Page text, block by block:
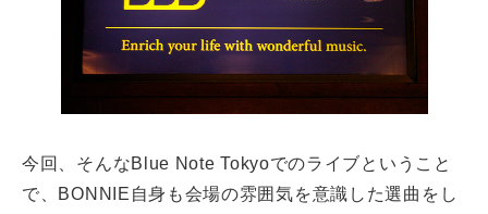
今回、そんなBlue Note Tokyoでのライブということ
で、BONNIE自身も会場の雰囲気を意識した選曲をし